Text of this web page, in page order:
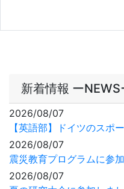
2026/08/07
全国総合文化祭新聞部門
学校日誌 ーDIARYー